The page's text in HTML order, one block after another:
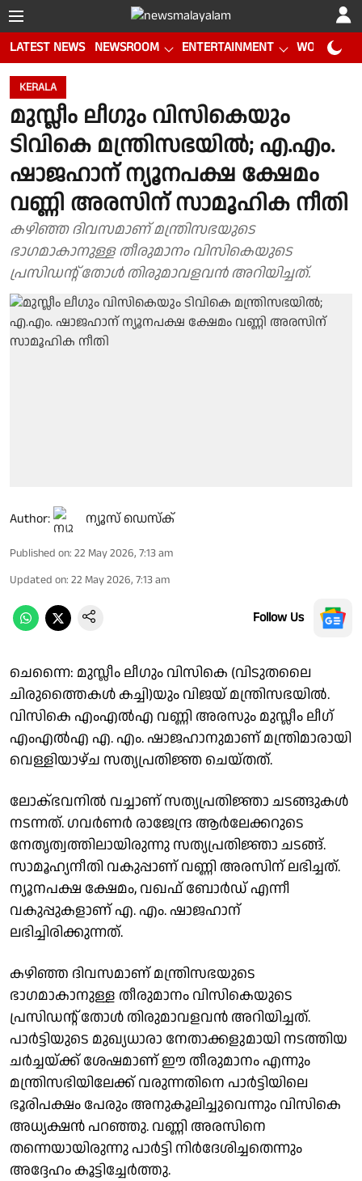
LATEST NEWS NEWSROOM ENTERTAINMENT WORLD CUP
KERALA
മുസ്ലീം ലീഗും വിസികെയും
ടിവികെ മന്ത്രിസഭയില്‍; എ.എം.
ഷാജഹാന് ന്യൂനപക്ഷ ക്ഷേമം
വണ്ണി അരസിന് സാമൂഹിക നീതി
കഴിഞ്ഞ ദിവസമാണ് മന്ത്രിസഭയുടെ
ഭാഗമാകാനുള്ള തീരുമാനം വിസികെയുടെ
പ്രസിഡന്റ് തോൾ തിരുമാവളവന്‍ അറിയിച്ചത്.
Author: ന്യൂസ് ഡെസ്ക്
Published on: 22 May 2026, 7:13 am
Updated on: 22 May 2026, 7:13 am
Follow Us
ചെന്നൈ: മുസ്ലീം ലീഗും വിസികെ (വിടുതലൈ
ചിരുത്തൈകള്‍ കച്ചി)യും വിജയ് മന്ത്രിസഭയില്‍.
വിസികെ എംഎല്‍എ വണ്ണി അരസും മുസ്ലീം ലീഗ്
എംഎല്‍എ എ. എം. ഷാജഹാനുമാണ് മന്ത്രിമാരായി
വെള്ളിയാഴ്ച സത്യപ്രതിജ്ഞ ചെയ്തത്.
ലോക്ഭവനില്‍ വച്ചാണ് സത്യപ്രതിജ്ഞാ ചടങ്ങുകള്‍
നടന്നത്. ഗവര്‍ണര്‍ രാജേന്ദ്ര ആര്‍ലേക്കറുടെ
നേതൃത്വത്തിലായിരുന്നു സത്യപ്രതിജ്ഞാ ചടങ്ങ്.
സാമൂഹ്യനീതി വകുപ്പാണ് വണ്ണി അരസിന് ലഭിച്ചത്.
ന്യൂനപക്ഷ ക്ഷേമം, വഖഫ് ബോര്‍ഡ് എന്നീ
വകുപ്പുകളാണ് എ. എം. ഷാജഹാന്
ലഭിച്ചിരിക്കുന്നത്.
കഴിഞ്ഞ ദിവസമാണ് മന്ത്രിസഭയുടെ
ഭാഗമാകാനുള്ള തീരുമാനം വിസികെയുടെ
പ്രസിഡന്റ് തോൾ തിരുമാവളവന്‍ അറിയിച്ചത്.
പാര്‍ട്ടിയുടെ മുഖ്യധാരാ നേതാക്കളുമായി നടത്തിയ
ചര്‍ച്ചയ്ക്ക് ശേഷമാണ് ഈ തീരുമാനം എന്നും
മന്ത്രിസഭിയിലേക്ക് വരുന്നതിനെ പാര്‍ട്ടിയിലെ
ഭൂരിപക്ഷം പേരും അനുകൂലിച്ചുവെന്നും വിസികെ
അധ്യക്ഷന്‍ പറഞ്ഞു. വണ്ണി അരസിനെ
തന്നെയായിരുന്നു പാര്‍ട്ടി നിര്‍ദേശിച്ചതെന്നും
അദ്ദേഹം കൂട്ടിച്ചേര്‍ത്തു.